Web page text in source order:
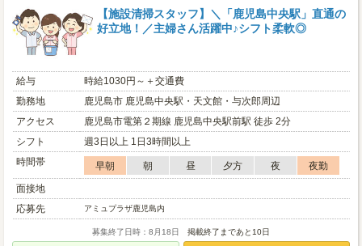
【施設清掃スタッフ】＼「鹿児島中央駅」直通の
好立地！／主婦さん活躍中♪シフト柔軟◎
給与
時給1030円～＋交通費
勤務地
鹿児島市 鹿児島中央駅・天文館・与次郎周辺
アクセス
鹿児島市電第２期線 鹿児島中央駅前駅 徒歩 2分
シフト
週3日以上 1日3時間以上
時間帯
早朝 朝 昼 夕方 夜
夜勤
面接地
応募先
アミュプラザ鹿児島内
募集終了日時：8月18日 掲載終了まであと10日